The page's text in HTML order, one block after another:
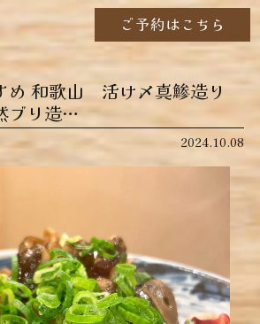
ご予約はこちら
め ︎和歌山 活け〆真鯵造り
ブリ造…
2024.10.08